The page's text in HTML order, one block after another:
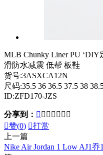
MLB Chunky Liner PU
滑防水减震 低帮 板鞋
货号:3ASXCA12N
尺码:35.5 36 36.5 37.5 38
ID:ZFD170-JZS
分享到：       
赞(0) 打赏
上一篇
Nike Air Jordan 1 Low AJ1